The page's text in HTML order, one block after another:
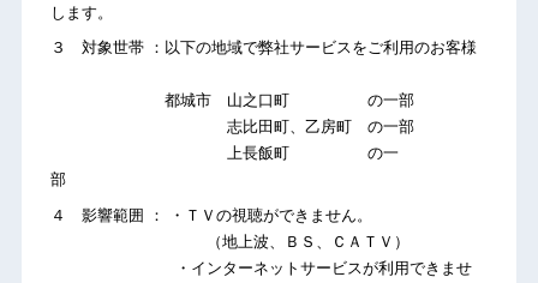
します。
３ 対象世帯 ：以下の地域で弊社サービスをご利用のお客様
都城市 山之口町 の一部
志比田町、乙房町 の一部
上長飯町 の一
部
４ 影響範囲 ： ・ＴＶの視聴ができません。
（地上波、ＢＳ、ＣＡＴＶ）
・インターネットサービスが利用できませ